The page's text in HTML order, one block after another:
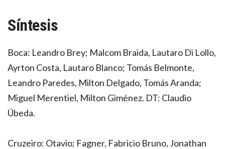
Síntesis
Boca: Leandro Brey; Malcom Braida, Lautaro Di Lollo,
Ayrton Costa, Lautaro Blanco; Tomás Belmonte,
Leandro Paredes, Milton Delgado, Tomás Aranda;
Miguel Merentiel, Milton Giménez. DT: Claudio
Úbeda.
Cruzeiro: Otavio; Fagner, Fabricio Bruno, Jonathan